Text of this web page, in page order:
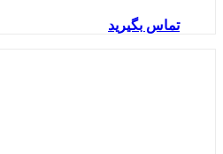
تماس بگیرید